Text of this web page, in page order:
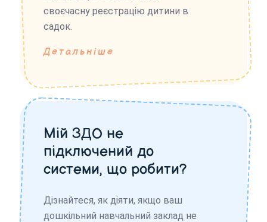
своєчасну реєстрацію дитини в
садок.
Детальніше
Мій ЗДО не
підключений до
системи, що робити?
Дізнайтеся, як діяти, якщо ваш
дошкільний навчальний заклад не